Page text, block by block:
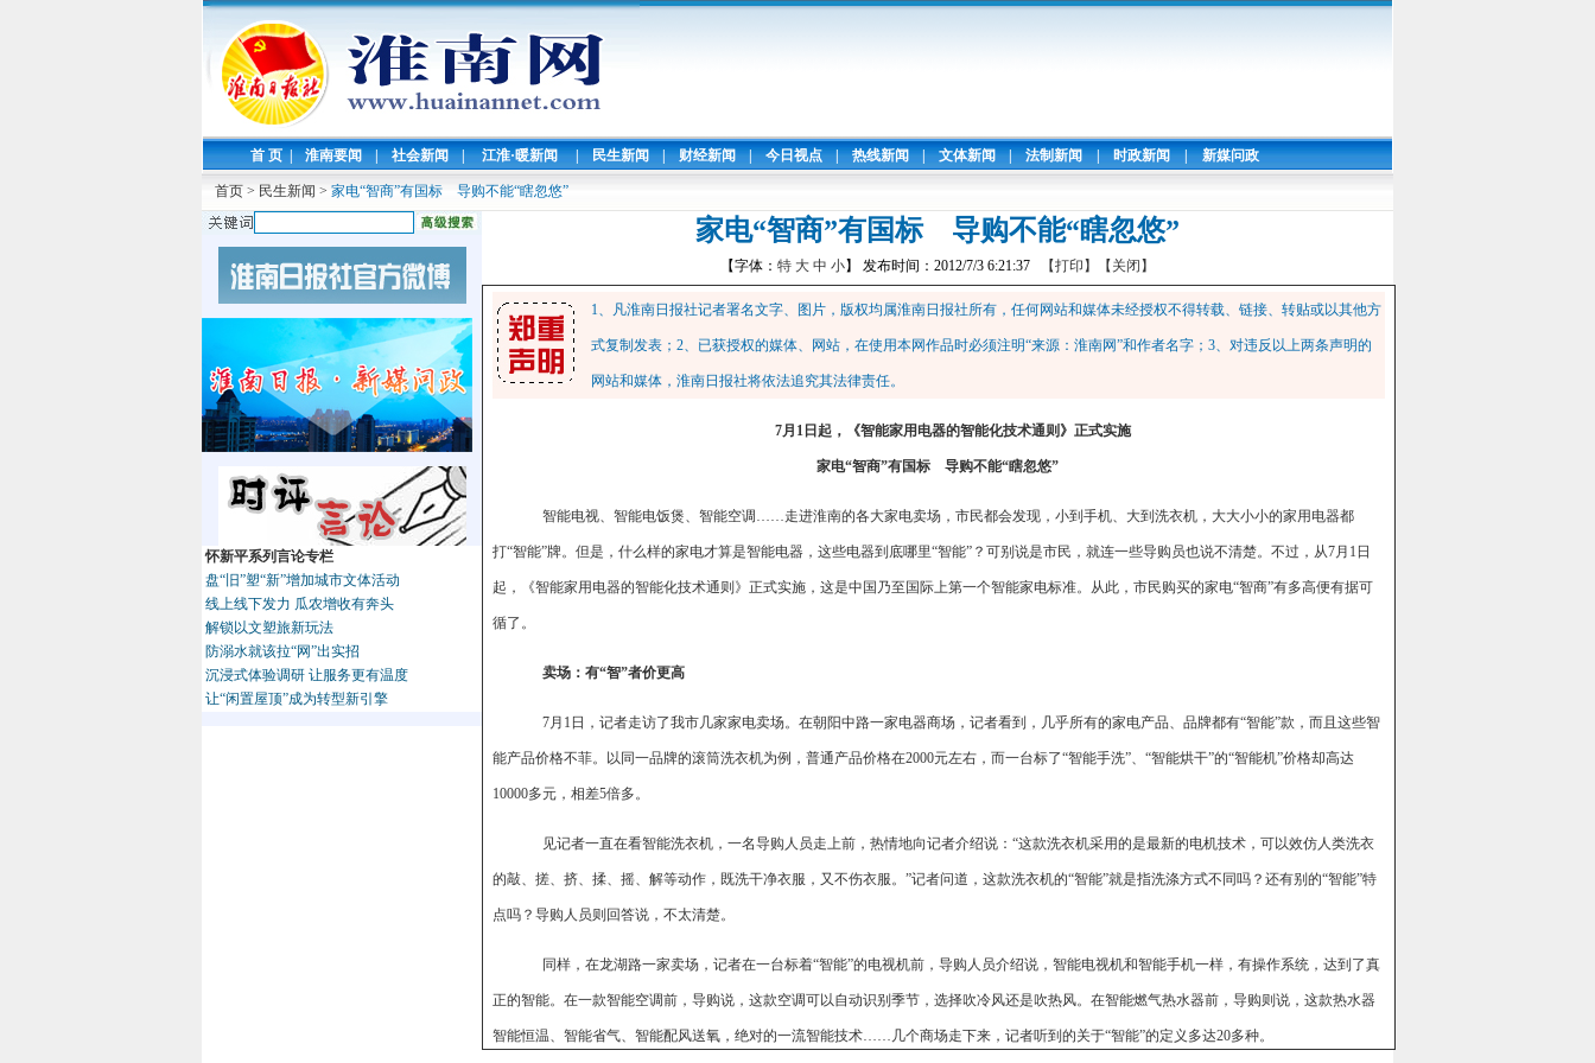
首 页 | 淮南要闻 | 社会新闻 | 江淮·暖新闻 | 民生新闻 | 财经新闻 | 今日视点 | 热线新闻 | 文体新闻 | 法制新闻 | 时政新闻 | 新媒问政
首页 > 民生新闻 > 家电“智商”有国标 导购不能“瞎忽悠”
怀新平系列言论专栏
盘“旧”塑“新”增加城市文体活动
线上线下发力 瓜农增收有奔头
解锁以文塑旅新玩法
防溺水就该拉“网”出实招
沉浸式体验调研 让服务更有温度
让“闲置屋顶”成为转型新引擎
家电“智商”有国标 导购不能“瞎忽悠”
【字体： 特 大 中 小】 发布时间：2012/7/3 6:21:37 【打印】 【关闭】
1、凡淮南日报社记者署名文字、图片，版权均属淮南日报社所有，任何网站和媒体未经授权不得转载、链接、转贴或以其他方
式复制发表；2、已获授权的媒体、网站，在使用本网作品时必须注明“来源：淮南网”和作者名字；3、对违反以上两条声明的
网站和媒体，淮南日报社将依法追究其法律责任。
7月1日起，《智能家用电器的智能化技术通则》正式实施
家电“智商”有国标 导购不能“瞎忽悠”
智能电视、智能电饭煲、智能空调……走进淮南的各大家电卖场，市民都会发现，小到手机、大到洗衣机，大大小小的家用电器都
打“智能”牌。但是，什么样的家电才算是智能电器，这些电器到底哪里“智能”？可别说是市民，就连一些导购员也说不清楚。不过，从7月1日
起，《智能家用电器的智能化技术通则》正式实施，这是中国乃至国际上第一个智能家电标准。从此，市民购买的家电“智商”有多高便有据可
循了。
卖场：有“智”者价更高
7月1日，记者走访了我市几家家电卖场。在朝阳中路一家电器商场，记者看到，几乎所有的家电产品、品牌都有“智能”款，而且这些智
能产品价格不菲。以同一品牌的滚筒洗衣机为例，普通产品价格在2000元左右，而一台标了“智能手洗”、“智能烘干”的“智能机”价格却高达
10000多元，相差5倍多。
见记者一直在看智能洗衣机，一名导购人员走上前，热情地向记者介绍说：“这款洗衣机采用的是最新的电机技术，可以效仿人类洗衣
的敲、搓、挤、揉、摇、解等动作，既洗干净衣服，又不伤衣服。”记者问道，这款洗衣机的“智能”就是指洗涤方式不同吗？还有别的“智能”特
点吗？导购人员则回答说，不太清楚。
同样，在龙湖路一家卖场，记者在一台标着“智能”的电视机前，导购人员介绍说，智能电视机和智能手机一样，有操作系统，达到了真
正的智能。在一款智能空调前，导购说，这款空调可以自动识别季节，选择吹冷风还是吹热风。在智能燃气热水器前，导购则说，这款热水器
智能恒温、智能省气、智能配风送氧，绝对的一流智能技术……几个商场走下来，记者听到的关于“智能”的定义多达20多种。